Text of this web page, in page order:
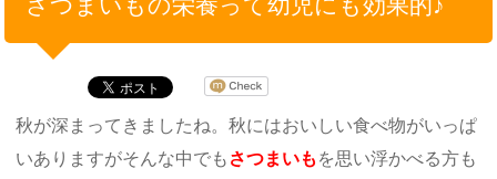
秋が深まってきましたね。秋にはおいしい食べ物がいっぱ
いありますがそんな中でも さつまいも を思い浮かべる方も